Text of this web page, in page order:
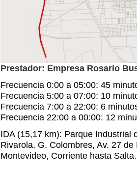
Prestador: Empresa Rosario
Frecuencia 0:00 a 05:00: 45
Frecuencia 5:00 a 07:00: 10
Frecuencia 7:00 a 22:00: 6
Frecuencia 22:00 a 00:00: 12
IDA (15,17 km): Parque Industrial
Rivarola, G. Colombres, Av. 27
Montevideo, Corriente hasta Salta.